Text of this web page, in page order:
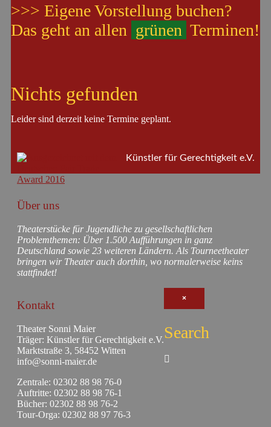
>>> Eigene Vorstellung buchen?
Das geht an allen grünen Terminen!
Nichts gefunden
Leider sind derzeit keine Termine geplant.
Über uns
Theaterstücke für Jugendliche zu gesellschaftlichen
Problemthemen: Über 1.500 Aufführungen in ganz
Deutschland sowie 23 weiteren Ländern. Als Tourneetheater
bringen wir Theater auch dorthin, wo normalerweise keins
stattfindet!
Kontakt
Theater Sonni Maier
Träger: Künstler für Gerechtigkeit e.V.
Marktstraße 3, 58452 Witten
info@sonni-maier.de
Zentrale: 02302 88 98 76-0
Auftritte: 02302 88 98 76-1
Bücher: 02302 88 98 76-2
Tour-Orga: 02302 88 97 76-3
Künstler für Gerechtigkeit e.V.
×
Search